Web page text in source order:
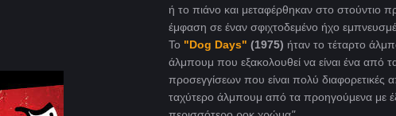
ή το πιάνο και μεταφέρθηκαν στο στούντιο
έμφαση σε έναν σφιχτοδεμένο ήχο
Το "Dog Days" (1975) ήταν το τέταρτο
άλμπουμ που εξακολουθεί να είναι ένα από
προσεγγίσεων που είναι πολύ
ταχύτερο άλμπουμ από τα προηγούμενα με